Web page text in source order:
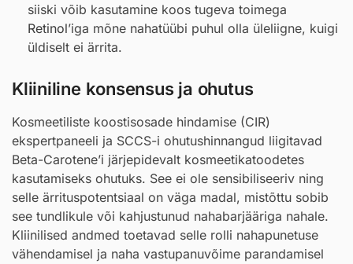
siiski võib kasutamine koos tugeva toimega
Retinol’iga mõne nahatüübi puhul olla üleliigne, kuigi
üldiselt ei ärrita.
Kliiniline konsensus ja ohutus
Kosmeetiliste koostisosade hindamise (CIR)
ekspertpaneeli ja SCCS-i ohutushinnangud liigitavad
Beta-Carotene’i järjepidevalt kosmeetikatoodetes
kasutamiseks ohutuks. See ei ole sensibiliseeriv ning
selle ärrituspotentsiaal on väga madal, mistõttu sobib
see tundlikule või kahjustunud nahabarjääriga nahale.
Kliinilised andmed toetavad selle rolli nahapunetuse
vähendamisel ja naha vastupanuvõime parandamisel